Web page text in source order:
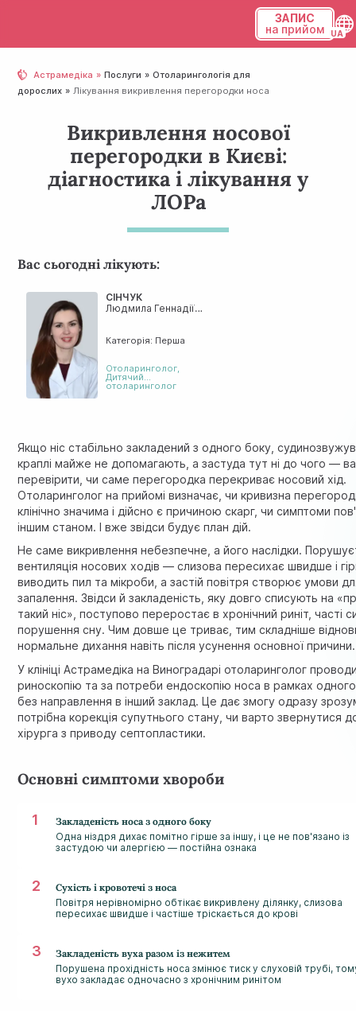
ЗАПИС
на прийом
Русский
Астрамедіка Послуги
Отолaрингологія для
дорослих
Лікування викривлення перегородки носа
Викривлення носової
перегородки в Києві:
діагностика і лікування у
ЛОРа
Вас сьогодні лікують:
СІНЧУК
Людмила Геннадіївна
Категорія: Перша
Отоларинголог,
Дитячий
отоларинголог
Якщо ніс стабільно закладений з одного боку,
краплі майже не допомагають, а застуда тут ні до чого —
перевірити, чи саме перегородка перекриває носовий хід.
Отоларинголог на прийомі визначає, чи кривизна
клінічно значима і дійсно є причиною скарг, чи симптоми
іншим станом. І вже звідси будує план дій.
Не саме викривлення небезпечне, а його наслідки.
вентиляція носових ходів — слизова пересихає швидше і
виводить пил та мікроби, а застій повітря створює умови
запалення. Звідси й закладеність, яку довго списують на
такий ніс», поступово переростає в хронічний риніт, часті
порушення сну. Чим довше це триває, тим складніше
нормальне дихання навіть після усунення основної причини.
У клініці Астрамедіка на Виноградарі отоларинголог
риноскопію та за потреби ендоскопію носа в рамках одного
без направлення в інший заклад. Це дає змогу одразу
потрібна корекція супутнього стану, чи варто звернутися
хірурга з приводу септопластики.
Основні симптоми хвороби
Закладеність носа з одного боку
Одна ніздря дихає помітно гірше за іншу, і це не пов'язано із
застудою чи алергією — постійна ознака
Сухість і кровотечі з носа
Повітря нерівномірно обтікає викривлену ділянку, слизова
пересихає швидше і частіше тріскається до крові
Закладеність вуха разом із нежитем
Порушена прохідність носа змінює тиск у слуховій трубі,
вухо закладає одночасно з хронічним ринітом